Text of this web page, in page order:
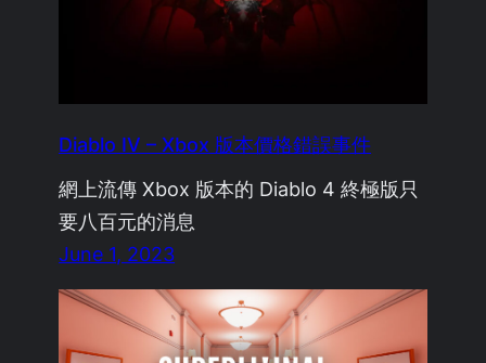
Diablo IV – Xbox 版本價格錯誤事件
網上流傳 Xbox 版本的 Diablo 4 終極版只
要八百元的消息
June 1, 2023